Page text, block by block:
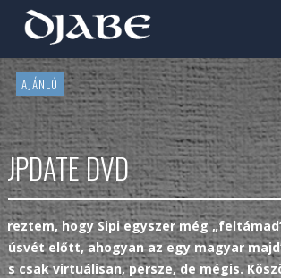
AJÁNLÓ
UPDATE DVD
Éreztem, hogy Sipi egyszer még
húsvét előtt, ahogyan az egy magyar
és csak virtuálisan, persze, de mégis.